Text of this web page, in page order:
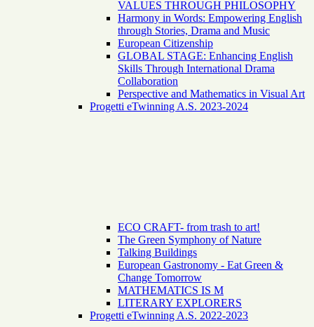
VALUES THROUGH PHILOSOPHY
Harmony in Words: Empowering English
through Stories, Drama and Music
European Citizenship
GLOBAL STAGE: Enhancing English
Skills Through International Drama
Collaboration
Perspective and Mathematics in Visual Art
Progetti eTwinning A.S. 2023-2024
ECO CRAFT- from trash to art!
The Green Symphony of Nature
Talking Buildings
European Gastronomy - Eat Green &
Change Tomorrow
MATHEMATICS IS M
LITERARY EXPLORERS
Progetti eTwinning A.S. 2022-2023